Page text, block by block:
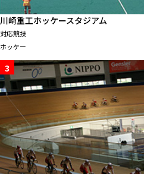
川崎重工ホッケースタジアム
対応競技
ホッケー
3